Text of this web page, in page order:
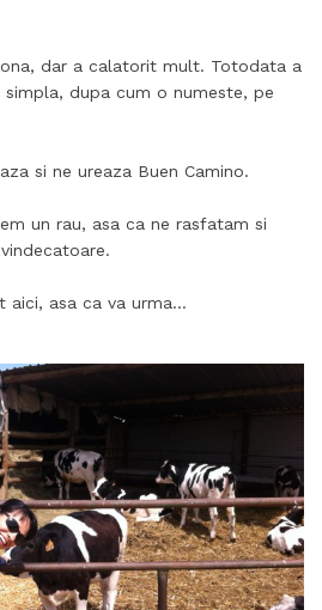
dar a calatorit mult. Totodata a
dupa cum o numeste, pe
si ne ureaza Buen Camino.
un rau, asa ca ne rasfatam si
aici, asa ca va urma…